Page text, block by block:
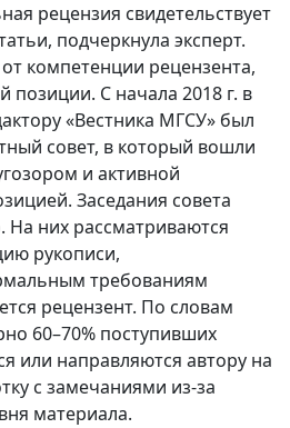
рецензия свидетельствует
подчеркнула эксперт.
компетенции рецензента,
позиции. С начала 2018 г. в
«Вестника МГСУ» был
совет, в который вошли
и активной
Заседания совета
На них рассматриваются
рукописи,
требованиям
рецензент. По словам
60–70% поступивших
или направляются автору на
с замечаниями из‑за
материала.